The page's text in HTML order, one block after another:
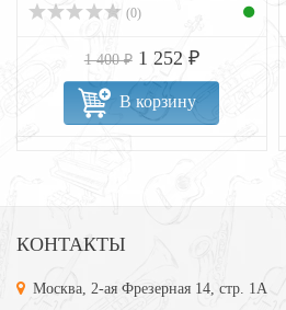
(0)
1 400 ₽ 1 252 ₽
В корзину
КОНТАКТЫ
Москва, 2-ая Фрезерная 14, стр. 1А